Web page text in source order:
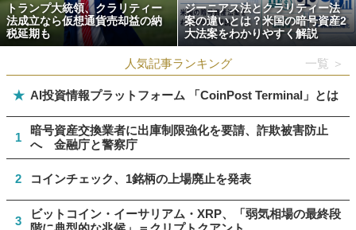
トランプ大統領、クラリティー
法成立なら仮想通貨売却益の納
税延期も
ジーニアス法とクラリティー法
案の違いとは？米国の暗号資産2
大法案をわかりやすく解説
人気記事ランキング 一覧 ＞
★ AI投資情報プラットフォーム 「CoinPost Terminal」とは
1
暗号資産交換業者に出庫制限強化を要請、詐欺被害防止
へ 金融庁と警察庁
2 コインチェック、1銘柄の上場廃止を発表
3
ビットコイン・イーサリアム・XRP、「弱気相場の最終段